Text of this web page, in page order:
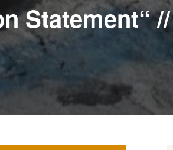
Statement“ //